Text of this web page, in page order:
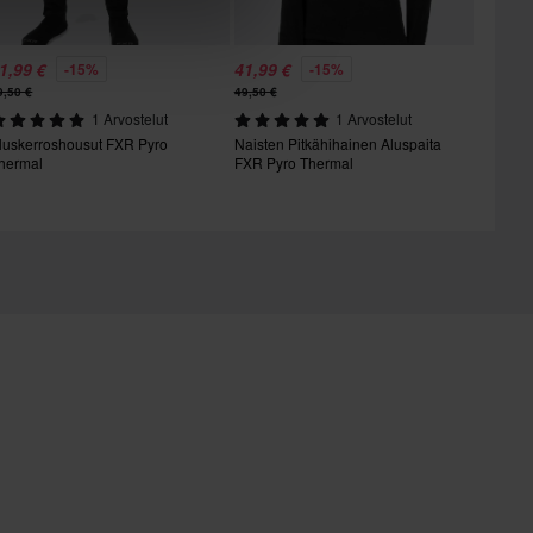
€ -15%
€
1 Arvostelut
FXR Pyro
41,99 € -15%
49,50 €
1 Arvostelut
Naisten Pitkähihainen Aluspaita
FXR Pyro Thermal